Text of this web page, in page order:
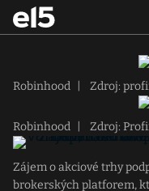
Robinhood Zdroj:
Robinhood Zdroj:
Zájem o akciové trhy
brokerských platforem,